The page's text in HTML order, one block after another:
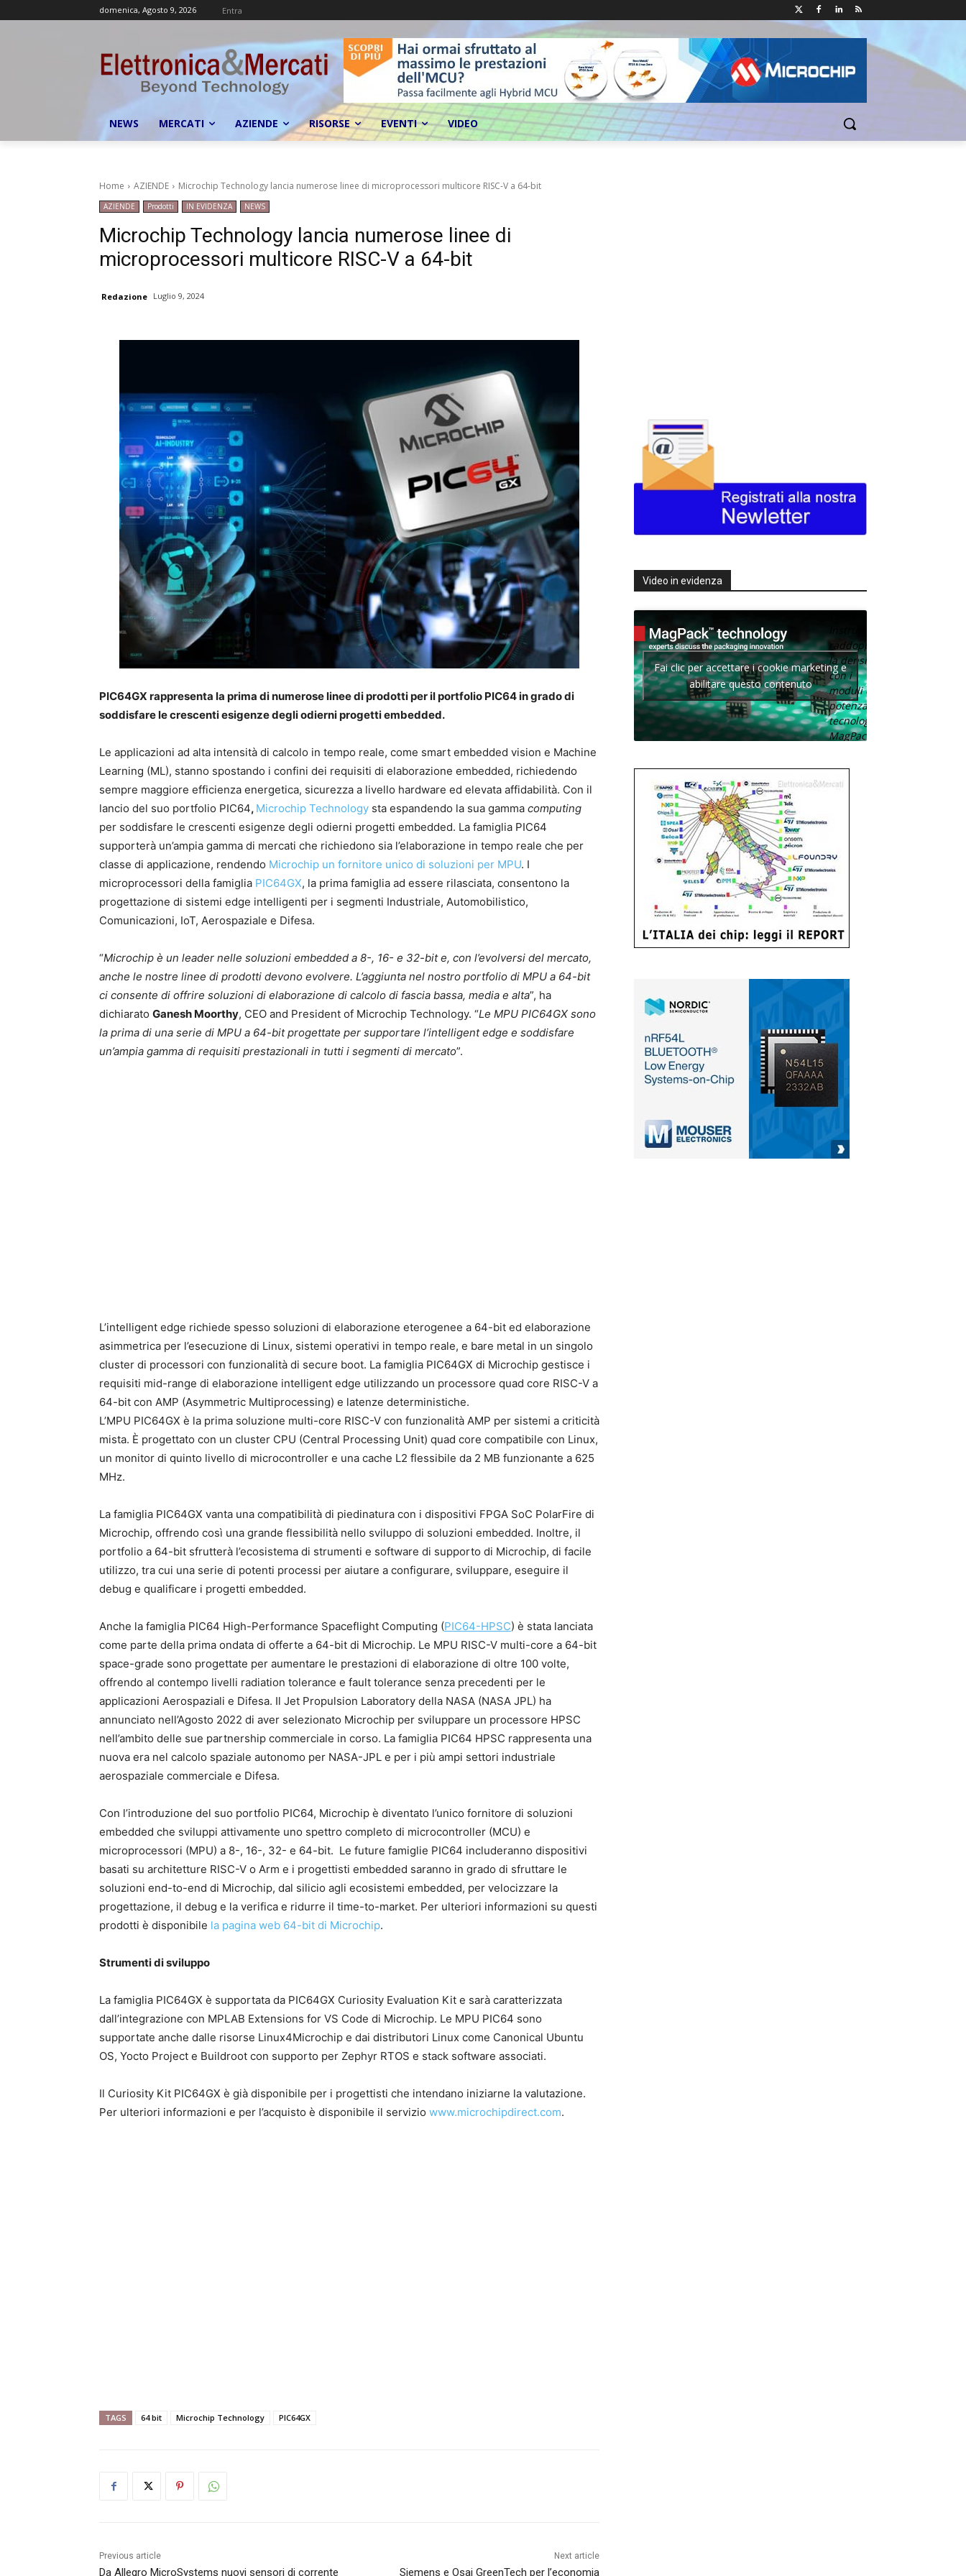
domenica, Agosto 9, 2026 Entra
NEWS MERCATI AZIENDE RISORSE EVENTI VIDEO
Home AZIENDE Microchip Technology lancia numerose linee di microprocessori multicore RISC-V a 64-bit
AZIENDE Prodotti IN EVIDENZA NEWS
Microchip Technology lancia numerose linee di
microprocessori multicore RISC-V a 64-bit
Redazione Luglio 9, 2024
PIC64GX rappresenta la prima di numerose linee di prodotti per il portfolio PIC64 in grado di
soddisfare le crescenti esigenze degli odierni progetti embedded.
Le applicazioni ad alta intensità di calcolo in tempo reale, come smart embedded vision e Machine
Learning (ML), stanno spostando i confini dei requisiti di elaborazione embedded, richiedendo
sempre maggiore efficienza energetica, sicurezza a livello hardware ed elevata affidabilità. Con il
lancio del suo portfolio PIC64, Microchip Technology sta espandendo la sua gamma computing
per soddisfare le crescenti esigenze degli odierni progetti embedded. La famiglia PIC64
supporterà un’ampia gamma di mercati che richiedono sia l’elaborazione in tempo reale che per
classe di applicazione, rendendo Microchip un fornitore unico di soluzioni per MPU. I
microprocessori della famiglia PIC64GX, la prima famiglia ad essere rilasciata, consentono la
progettazione di sistemi edge intelligenti per i segmenti Industriale, Automobilistico,
Comunicazioni, IoT, Aerospaziale e Difesa.
“Microchip è un leader nelle soluzioni embedded a 8-, 16- e 32-bit e, con l’evolversi del mercato,
anche le nostre linee di prodotti devono evolvere. L’aggiunta nel nostro portfolio di MPU a 64-bit
ci consente di offrire soluzioni di elaborazione di calcolo di fascia bassa, media e alta”, ha
dichiarato Ganesh Moorthy, CEO and President of Microchip Technology. “Le MPU PIC64GX sono
la prima di una serie di MPU a 64-bit progettate per supportare l’intelligent edge e soddisfare
un’ampia gamma di requisiti prestazionali in tutti i segmenti di mercato”.
L’intelligent edge richiede spesso soluzioni di elaborazione eterogenee a 64-bit ed elaborazione
asimmetrica per l’esecuzione di Linux, sistemi operativi in tempo reale, e bare metal in un singolo
cluster di processori con funzionalità di secure boot. La famiglia PIC64GX di Microchip gestisce i
requisiti mid-range di elaborazione intelligent edge utilizzando un processore quad core RISC-V a
64-bit con AMP (Asymmetric Multiprocessing) e latenze deterministiche.
L’MPU PIC64GX è la prima soluzione multi-core RISC-V con funzionalità AMP per sistemi a criticità
mista. È progettato con un cluster CPU (Central Processing Unit) quad core compatibile con Linux,
un monitor di quinto livello di microcontroller e una cache L2 flessibile da 2 MB funzionante a 625
MHz.
La famiglia PIC64GX vanta una compatibilità di piedinatura con i dispositivi FPGA SoC PolarFire di
Microchip, offrendo così una grande flessibilità nello sviluppo di soluzioni embedded. Inoltre, il
portfolio a 64-bit sfrutterà l’ecosistema di strumenti e software di supporto di Microchip, di facile
utilizzo, tra cui una serie di potenti processi per aiutare a configurare, sviluppare, eseguire il
debug e qualificare i progetti embedded.
Anche la famiglia PIC64 High-Performance Spaceflight Computing (PIC64-HPSC) è stata lanciata
come parte della prima ondata di offerte a 64-bit di Microchip. Le MPU RISC-V multi-core a 64-bit
space-grade sono progettate per aumentare le prestazioni di elaborazione di oltre 100 volte,
offrendo al contempo livelli radiation tolerance e fault tolerance senza precedenti per le
applicazioni Aerospaziali e Difesa. Il Jet Propulsion Laboratory della NASA (NASA JPL) ha
annunciato nell’Agosto 2022 di aver selezionato Microchip per sviluppare un processore HPSC
nell’ambito delle sue partnership commerciale in corso. La famiglia PIC64 HPSC rappresenta una
nuova era nel calcolo spaziale autonomo per NASA-JPL e per i più ampi settori industriale
aerospaziale commerciale e Difesa.
Con l’introduzione del suo portfolio PIC64, Microchip è diventato l’unico fornitore di soluzioni
embedded che sviluppi attivamente uno spettro completo di microcontroller (MCU) e
microprocessori (MPU) a 8-, 16-, 32- e 64-bit. Le future famiglie PIC64 includeranno dispositivi
basati su architetture RISC-V o Arm e i progettisti embedded saranno in grado di sfruttare le
soluzioni end-to-end di Microchip, dal silicio agli ecosistemi embedded, per velocizzare la
progettazione, il debug e la verifica e ridurre il time-to-market. Per ulteriori informazioni su questi
prodotti è disponibile la pagina web 64-bit di Microchip.
Strumenti di sviluppo
La famiglia PIC64GX è supportata da PIC64GX Curiosity Evaluation Kit e sarà caratterizzata
dall’integrazione con MPLAB Extensions for VS Code di Microchip. Le MPU PIC64 sono
supportate anche dalle risorse Linux4Microchip e dai distributori Linux come Canonical Ubuntu
OS, Yocto Project e Buildroot con supporto per Zephyr RTOS e stack software associati.
Il Curiosity Kit PIC64GX è già disponibile per i progettisti che intendano iniziarne la valutazione.
Per ulteriori informazioni e per l’acquisto è disponibile il servizio www.microchipdirect.com.
TAGS 64 bit Microchip Technology PIC64GX
Previous article
Da Allegro MicroSystems nuovi sensori di corrente
Next article
Siemens e Osai GreenTech per l’economia
Video in evidenza
Texas
raddoppia
la densità
con i
moduli di
potenza con
tecnologia
MagPack.
Fai clic per accettare i cookie marketing e
abilitare questo contenuto